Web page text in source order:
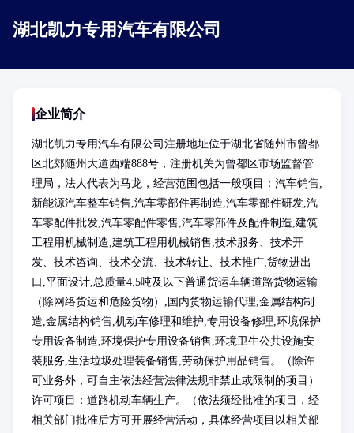
湖北凯力专用汽车有限公司
企业简介
湖北凯力专用汽车有限公司注册地址位于湖北省随州市曾都
区北郊随州大道西端888号，注册机关为曾都区市场监督管
理局，法人代表为马龙，经营范围包括一般项目：汽车销售,
新能源汽车整车销售,汽车零部件再制造,汽车零部件研发,汽
车零配件批发,汽车零配件零售,汽车零部件及配件制造,建筑
工程用机械制造,建筑工程用机械销售,技术服务、技术开
发、技术咨询、技术交流、技术转让、技术推广,货物进出
口,平面设计,总质量4.5吨及以下普通货运车辆道路货物运输
（除网络货运和危险货物）,国内货物运输代理,金属结构制
造,金属结构销售,机动车修理和维护,专用设备修理,环境保护
专用设备制造,环境保护专用设备销售,环境卫生公共设施安
装服务,生活垃圾处理装备销售,劳动保护用品销售。（除许
可业务外，可自主依法经营法律法规非禁止或限制的项目）
许可项目：道路机动车辆生产。（依法须经批准的项目，经
相关部门批准后方可开展经营活动，具体经营项目以相关部